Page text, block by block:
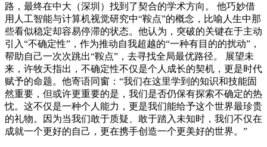
路，最终在中大（深圳）找到了契合的学术方向。
他巧妙借
用人工智能与计算机视觉研究中“鞍点”的概念，比喻人生中那
些看似稳定却容易停滞的状态。他认为，突破的关键在于主动
引入“不确定性”，作为推动自我超越的“一种有目的的扰动”，
帮助自己一次次跳出“鞍点”，去寻找全局最优路径。
展望未
来，许牧天指出，不确定性不仅是个人成长的契机，更是时代
赋予的命题。他寄语同窗：“我们在这里学到的知识和技能固
然重要，但或许更重要的是，我们是否仍保有探索不确定的热
忱。这不仅是一种个人能力，更是我们能给予这个世界最珍贵
的礼物。因为当我们敢于质疑、敢于踏入未知时，我们不仅在
成就一个更好的自己，更在携手创造一个更美好的世界。”